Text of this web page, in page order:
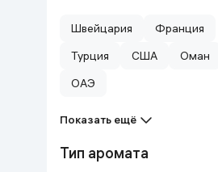
Швейцария
Франция
Турция
США
Оман
ОАЭ
Показать ещё
Тип аромата